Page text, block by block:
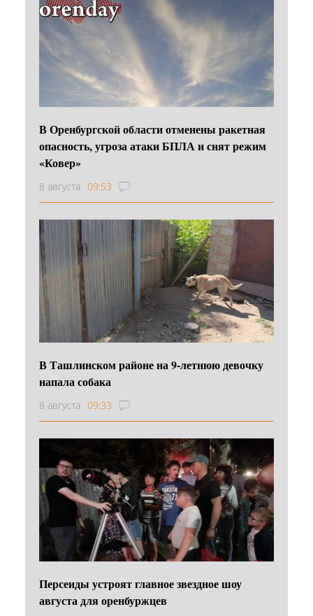
В Оренбургской области отменены ракетная
опасность, угроза атаки БПЛА и снят режим
«Ковер»
8 августа 09:53
В Ташлинском районе на 9-летнюю девочку
напала собака
8 августа 09:33
Персеиды устроят главное звездное шоу
августа для оренбуржцев